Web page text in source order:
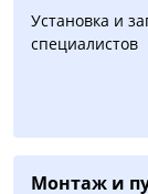
Установка и
специалистов
Монтаж и